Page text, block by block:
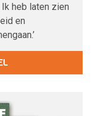
heb laten zien
en